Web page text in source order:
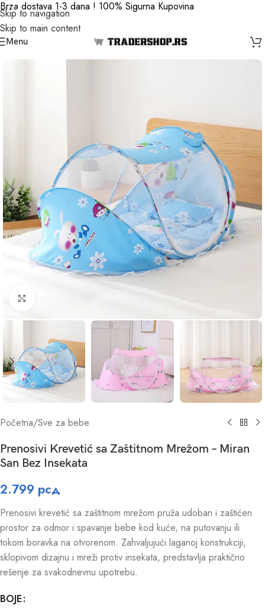
Skip to navigation
Skip to main content
Brza dostava 1-3 dana ! 100% Sigurna Kupovina
Menu
Početna/Sve za bebe
Prenosivi Krevetić sa Zaštitnom Mrežom – Miran
San Bez Insekata
2.799 рсд
Prenosivi krevetić sa zaštitnom mrežom pruža udoban i zaštićen
prostor za odmor i spavanje bebe kod kuće, na putovanju ili
tokom boravka na otvorenom. Zahvaljujući laganoj konstrukciji,
sklopivom dizajnu i mreži protiv insekata, predstavlja praktično
rešenje za svakodnevnu upotrebu.
BOJE